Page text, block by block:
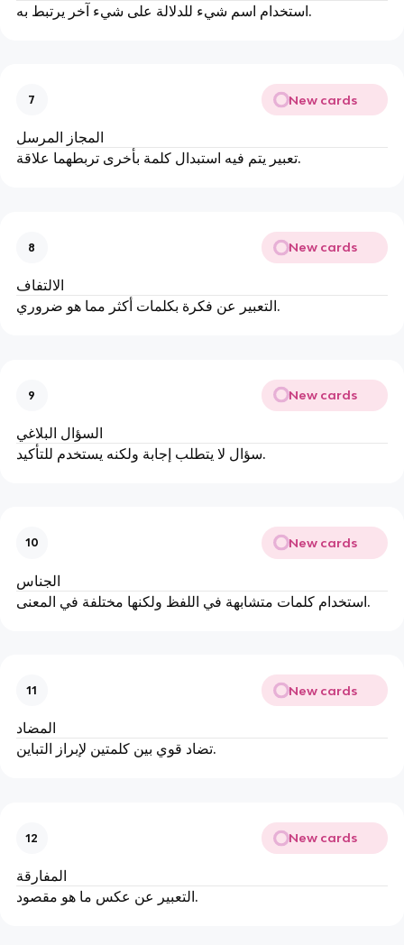
استخدام اسم شيء للدلالة على شيء آخر يرتبط به.
7 New cards
المجاز المرسل
تعبير يتم فيه استبدال كلمة بأخرى تربطهما علاقة.
8 New cards
الالتفاف
التعبير عن فكرة بكلمات أكثر مما هو ضروري.
9 New cards
السؤال البلاغي
سؤال لا يتطلب إجابة ولكنه يستخدم للتأكيد.
10 New cards
الجناس
استخدام كلمات متشابهة في اللفظ ولكنها مختلفة في المعنى.
11 New cards
المضاد
تضاد قوي بين كلمتين لإبراز التباين.
12 New cards
المفارقة
التعبير عن عكس ما هو مقصود.